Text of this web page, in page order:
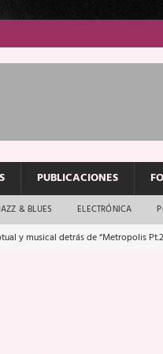
PUBLICACIONES
& BLUES ELECTRÓNICA
y musical detrás de “Metropolis